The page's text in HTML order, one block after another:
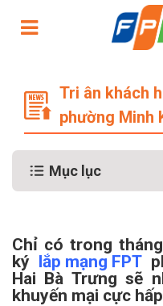
Tri ân khách
phường Minh
Mục lục
Chỉ có trong
ký lắp mạng FPT
Hai Bà Trưng sẽ
khuyến mại cực